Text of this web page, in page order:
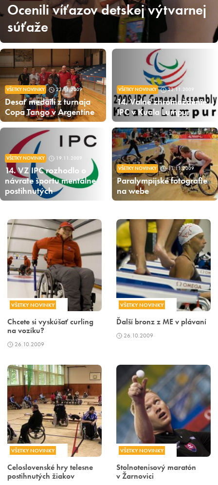
Ocenili víťazov detskej výtvarnej
súťaže
VŠETKY NOVINKY 23.11.2009
Desať medailí z turnaja
Copa Tango v Argentíne
VŠETKY NOVINKY 22.11.2009
14. Valné zhromaždenie
IPC v Kuala Lumpur
VŠETKY NOVINKY 19.11.2009
14. VZ IPC rozhodlo o
návrate športu mentálne
postihnutých
VŠETKY NOVINKY 11.11.2009
Paralympijské fotografie
na webe
VŠETKY NOVINKY
Chcete si vyskúšať curling
na vozíku?
26.10.2009
VŠETKY NOVINKY
Ďalší bronz z ME v plávaní
26.10.2009
VŠETKY NOVINKY
Celoslovenské hry telesne
postihnutých žiakov
VŠETKY NOVINKY
Stolnotenisový maratón
v Žarnovici